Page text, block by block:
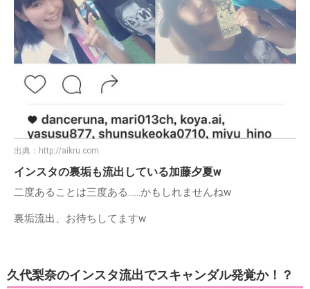
出典： http://aikru.com
インスタの裏垢も流出している加藤夕夏w
二度あることは三度ある……かもしれませんねw
裏垢流出、お待ちしてますw
久代梨奈のインスタ流出でスキャンダル発覚か！？